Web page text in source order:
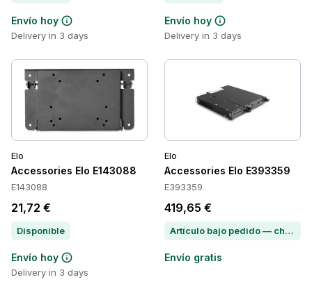
Envío hoy
Delivery in 3 days
Envío hoy
Delivery in 3 days
Elo
Accessories Elo E143088
E143088
21,72 €
Disponible
Envío hoy
Delivery in 3 days
Elo
Accessories Elo E393359
E393359
419,65 €
Artículo bajo pedido — chatea para conocer el plazo de entrega
Envío gratis